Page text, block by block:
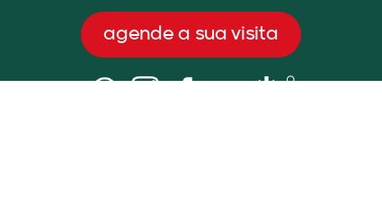
agende a sua visita